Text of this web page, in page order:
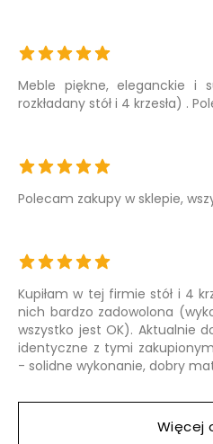
Meble piękne, eleganckie i
rozkładany stół i 4 krzesła) .
Polecam zakupy w sklepie,
Kupiłam w tej firmie stół i 4
nich bardzo zadowolona
wszystko jest OK). Aktualnie
identyczne z tymi
- solidne wykonanie, dobry
Więcej